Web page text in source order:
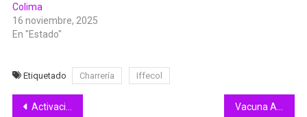
Colima
16 noviembre, 2025
En "Estado"
Etiquetado Charrería Iffecol
Navegación
Activación impacta de manera directa en nuestra salud física, mental y emocional: Indira